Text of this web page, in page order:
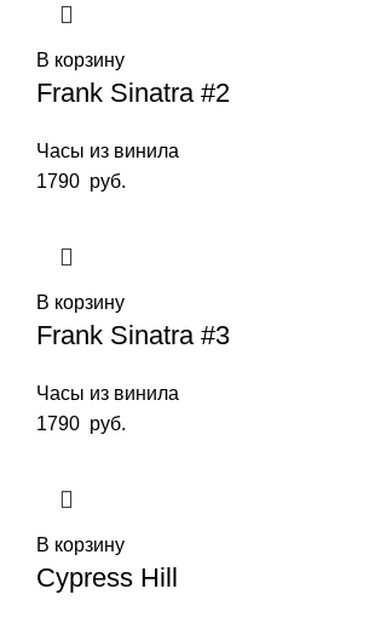
В корзину
Frank Sinatra #2
Часы из винила
1790 руб.
В корзину
Frank Sinatra #3
Часы из винила
1790 руб.
В корзину
Cypress Hill